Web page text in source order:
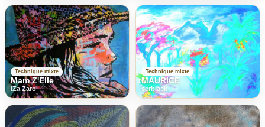
Technique mixte
Mam Z'Elle
IZa Zaro
Technique mixte
MAURICE
serblack